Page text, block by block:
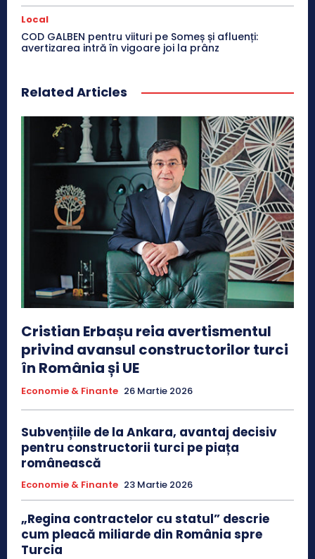
Local
COD GALBEN pentru viituri pe Someș și afluenți:
avertizarea intră în vigoare joi la prânz
Related Articles
Cristian Erbașu reia avertismentul
privind avansul constructorilor turci
în România și UE
Economie & Finante 26 Martie 2026
Subvențiile de la Ankara, avantaj decisiv
pentru constructorii turci pe piața
românească
Economie & Finante 23 Martie 2026
„Regina contractelor cu statul” descrie
cum pleacă miliarde din România spre
Turcia